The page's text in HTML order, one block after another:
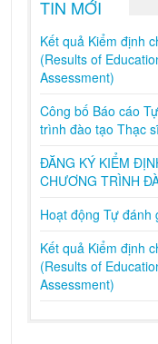
TIN MỚI
Kết quả Kiểm định
(Results of
Assessment)
Công bố Báo cáo
trình đào tạo Thạc
ĐĂNG KÝ KIỂM
CHƯƠNG TRÌNH
Hoạt động Tự
Kết quả Kiểm định
(Results of
Assessment)